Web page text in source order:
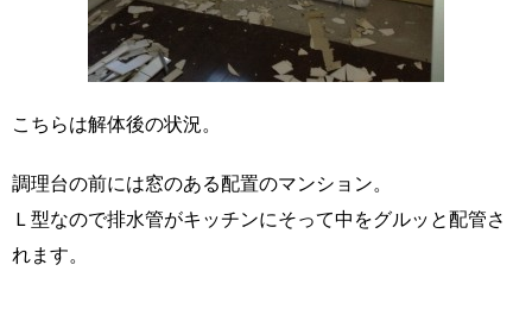
こちらは解体後の状況。
調理台の前には窓のある配置のマンション。
Ｌ型なので排水管がキッチンにそって中をグルッと配管さ
れます。